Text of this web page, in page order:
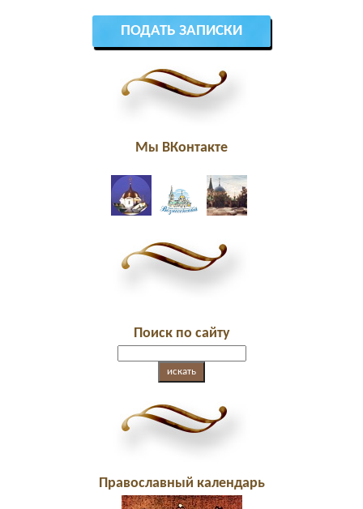
ПОДАТЬ ЗАПИСКИ
Мы ВКонтакте
Поиск по сайту
Православный календарь